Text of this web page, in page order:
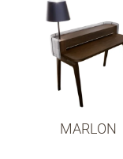
MARLON